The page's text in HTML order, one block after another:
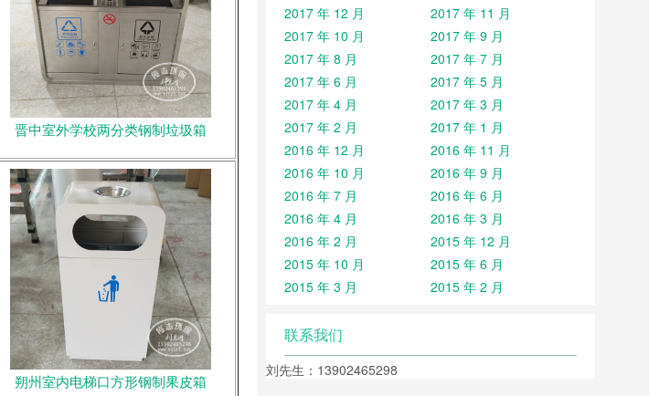
晋中室外学校两分类钢制垃圾箱
朔州室内电梯口方形钢制果皮箱
2017 年 12 月
2017 年 11 月
2017 年 10 月
2017 年 9 月
2017 年 8 月
2017 年 7 月
2017 年 6 月
2017 年 5 月
2017 年 4 月
2017 年 3 月
2017 年 2 月
2017 年 1 月
2016 年 12 月
2016 年 11 月
2016 年 10 月
2016 年 9 月
2016 年 7 月
2016 年 6 月
2016 年 4 月
2016 年 3 月
2016 年 2 月
2015 年 12 月
2015 年 10 月
2015 年 6 月
2015 年 3 月
2015 年 2 月
联系我们
刘先生：13902465298